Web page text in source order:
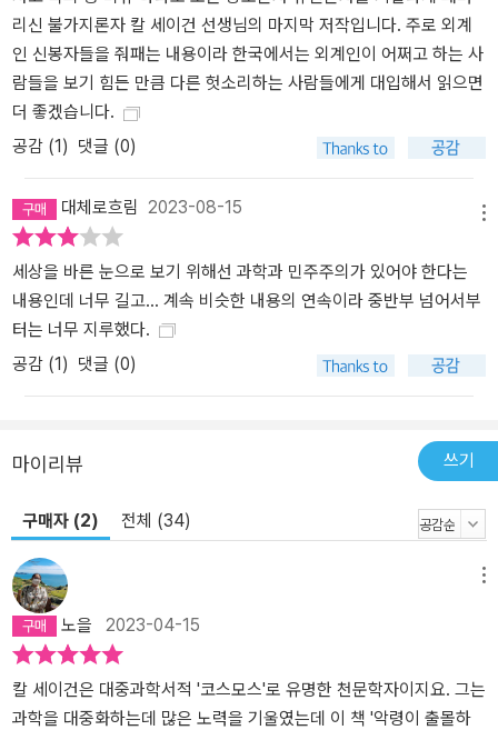
리신 불가지론자 칼 세이건 선생님의 마지막 저작입니다. 주로 외계
인 신봉자들을 줘패는 내용이라 한국에서는 외계인이 어쩌고 하는 사
람들을 보기 힘든 만큼 다른 헛소리하는 사람들에게 대입해서 읽으면
더 좋겠습니다.
공감 (1 ) 댓글 (0)
대체로흐림 2023-08-15
세상을 바른 눈으로 보기 위해선 과학과 민주주의가 있어야 한다는
내용인데 너무 길고... 계속 비슷한 내용의 연속이라 중반부 넘어서부
터는 너무 지루했다.
공감 (1) 댓글 (0)
마이리뷰 쓰기
구매자 (2) 전체 (34)
노을 2023-04-15
칼 세이건은 대중과학서적 '코스모스'로 유명한 천문학자이지요. 그는
과학을 대중화하는데 많은 노력을 기울였는데 이 책 '악령이 출몰하